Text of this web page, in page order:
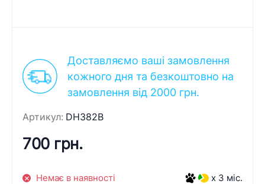
Доставляємо ваші замовлення
кожного дня та безкоштовно на
замовлення від 2000 грн.
Артикул: DH382B
700 грн.
Немає в наявності x 3 міс.